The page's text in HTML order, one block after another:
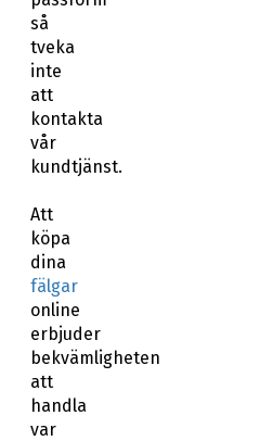
så
tveka
inte
att
kontakta
vår
kundtjänst.
Att
köpa
dina
fälgar
online
erbjuder
bekvämligheten
att
handla
var